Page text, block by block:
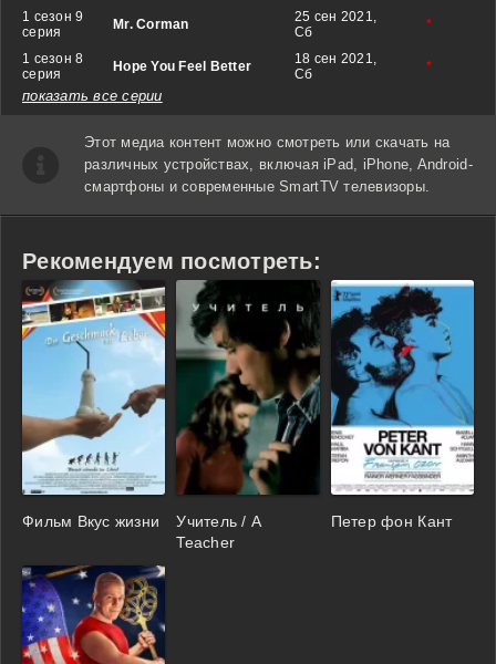
1 сезон 9
серия
Mr. Corman
25 сен 2021,
Сб
*
1 сезон 8
серия
Hope You Feel Better
18 сен 2021,
Сб
*
показать все серии
Этот медиа контент можно смотреть или скачать на
различных устройствах, включая iPad, iPhone, Android-
смартфоны и современные SmartTV телевизоры.
Рекомендуем посмотреть:
Фильм Вкус жизни
Учитель / A
Teacher
Петер фон Кант